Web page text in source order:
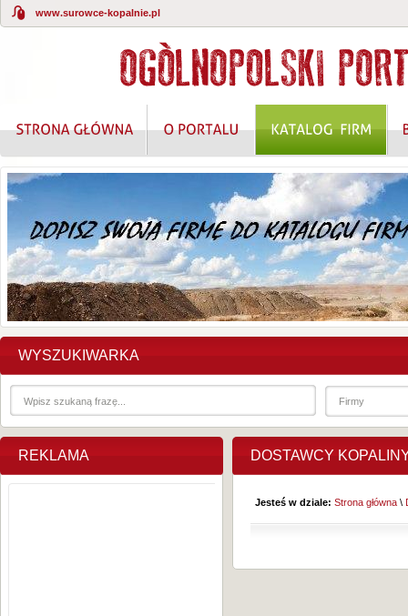
www.surowce-kopalnie.pl
WYSZUKIWARKA
REKLAMA DOSTAWCY
Jesteś w dziale: Strona główna \